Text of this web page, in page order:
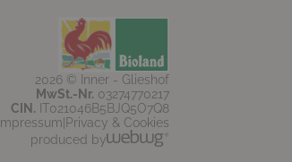
2026 © Inner - Glieshof
MwSt.-Nr. 03274770217
CIN. IT021046B5BJQ5O7Q8
Impressum Privacy & Cookies
produced by